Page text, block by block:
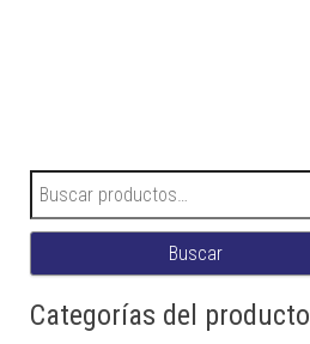
Buscar por:
Buscar
Categorías del producto